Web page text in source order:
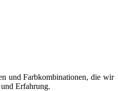
und Farbkombinationen, die wir
Erfahrung.